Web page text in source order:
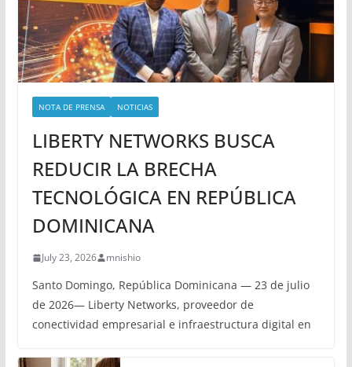
NOTA DE PRENSA NOTICIAS
LIBERTY NETWORKS BUSCA
REDUCIR LA BRECHA
TECNOLÓGICA EN REPÚBLICA
DOMINICANA
July 23, 2026 mnishio
Santo Domingo, República Dominicana — 23 de julio
de 2026— Liberty Networks, proveedor de
conectividad empresarial e infraestructura digital en